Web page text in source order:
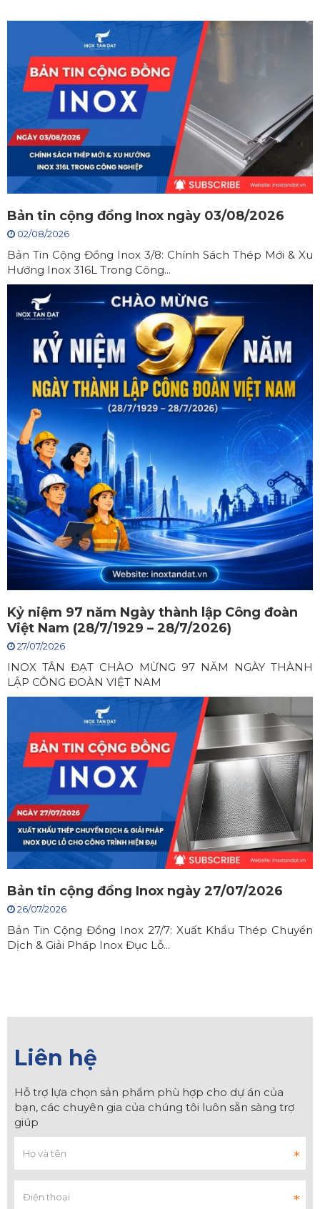
Bản tin cộng đồng Inox ngày 03/08/2026
02/08/2026
Bản Tin Cộng Đồng Inox 3/8: Chính Sách Thép Mới & Xu
Hướng Inox 316L Trong Công...
Kỷ niệm 97 năm Ngày thành lập Công đoàn
Việt Nam (28/7/1929 – 28/7/2026)
27/07/2026
INOX TÂN ĐẠT CHÀO MỪNG 97 NĂM NGÀY THÀNH
LẬP CÔNG ĐOÀN VIỆT NAM
Bản tin cộng đồng Inox ngày 27/07/2026
26/07/2026
Bản Tin Cộng Đồng Inox 27/7: Xuất Khẩu Thép Chuyển
Dịch & Giải Pháp Inox Đục Lỗ...
Liên hệ
Hỗ trợ lựa chọn sản phẩm phù hợp cho dự án của
bạn, các chuyên gia của chúng tôi luôn sẵn sàng trợ
giúp